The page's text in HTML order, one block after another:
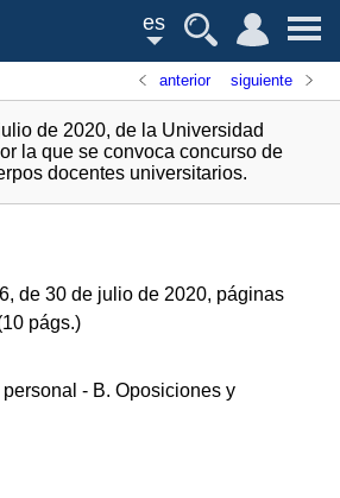
es
anterior siguiente
de 2020, de la Universidad
la que se convoca concurso de
docentes universitarios.
de 30 de julio de 2020, páginas
págs.)
personal - B. Oposiciones y